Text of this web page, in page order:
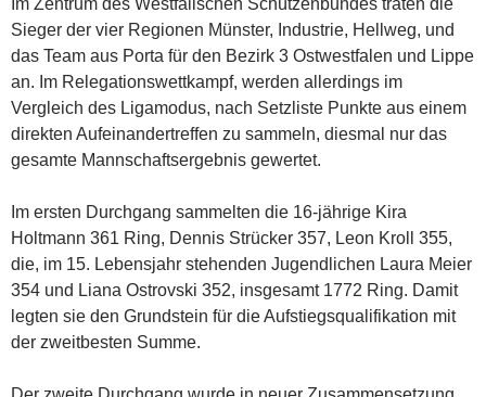
Sieger der vier Regionen Münster, Industrie, Hellweg, und
das Team aus Porta für den Bezirk 3 Ostwestfalen und Lippe
an. Im Relegationswettkampf, werden allerdings im
Vergleich des Ligamodus, nach Setzliste Punkte aus einem
direkten Aufeinandertreffen zu sammeln, diesmal nur das
gesamte Mannschaftsergebnis gewertet.
Im ersten Durchgang sammelten die 16-jährige Kira
Holtmann 361 Ring, Dennis Strücker 357, Leon Kroll 355,
die, im 15. Lebensjahr stehenden Jugendlichen Laura Meier
354 und Liana Ostrovski 352, insgesamt 1772 Ring. Damit
legten sie den Grundstein für die Aufstiegsqualifikation mit
der zweitbesten Summe.